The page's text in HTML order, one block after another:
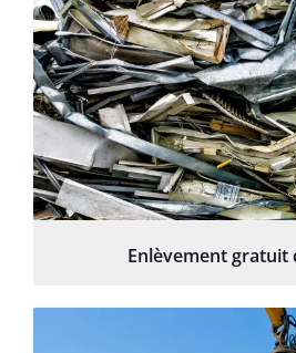
Enlèvement gratuit